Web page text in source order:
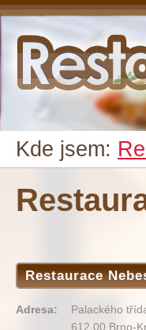
Kde jsem:
Restaurace
Adresa:
Palackého
612 00 Brno-